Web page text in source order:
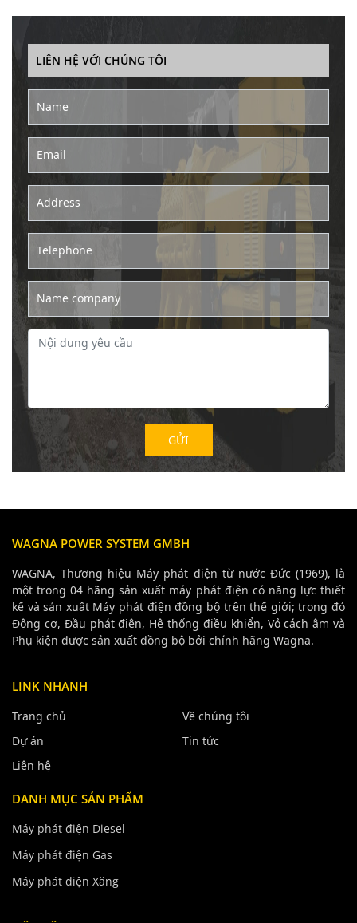
LIÊN HỆ VỚI CHÚNG TÔI
Name
Email
Address
Telephone
Name company
WAGNA POWER SYSTEM GMBH
WAGNA, Thương hiệu Máy phát điện từ nước Đức (1969), là
một trong 04 hãng sản xuất máy phát điện có năng lực thiết
kế và sản xuất Máy phát điện đồng bộ trên thế giới; trong đó
Động cơ, Đầu phát điện, Hệ thống điều khiển, Vỏ cách âm và
Phụ kiện được sản xuất đồng bộ bởi chính hãng Wagna.
LINK NHANH
Trang chủ
Về chúng tôi
Dự án
Tin tức
Liên hệ
DANH MỤC SẢN PHẨM
Máy phát điện Diesel
Máy phát điện Gas
Máy phát điện Xăng